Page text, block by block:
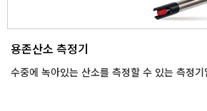
용존산소 측정기
수중에 녹아있는 산소를 측정할 수 있는 측정기